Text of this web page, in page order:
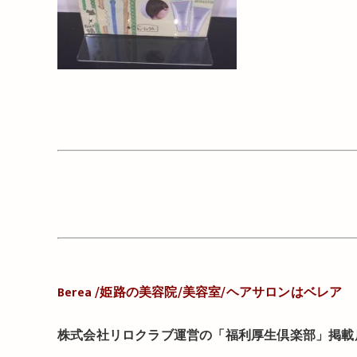
Berea /姫路の美容院/美容室/ヘアサロンはベレア
株式会社リロクラブ運営の「福利厚生倶楽部」掲